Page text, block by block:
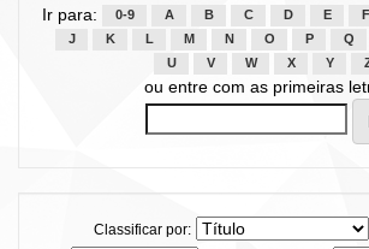
Ir para: 0-9 A B C D E F
J
K L M N O P Q
U
V W X Y
ou entre com as primeiras
Classificar por: